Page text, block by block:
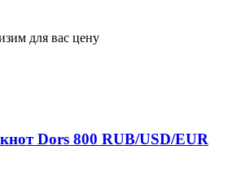
для вас цену
Dors 800 RUB/USD/EUR